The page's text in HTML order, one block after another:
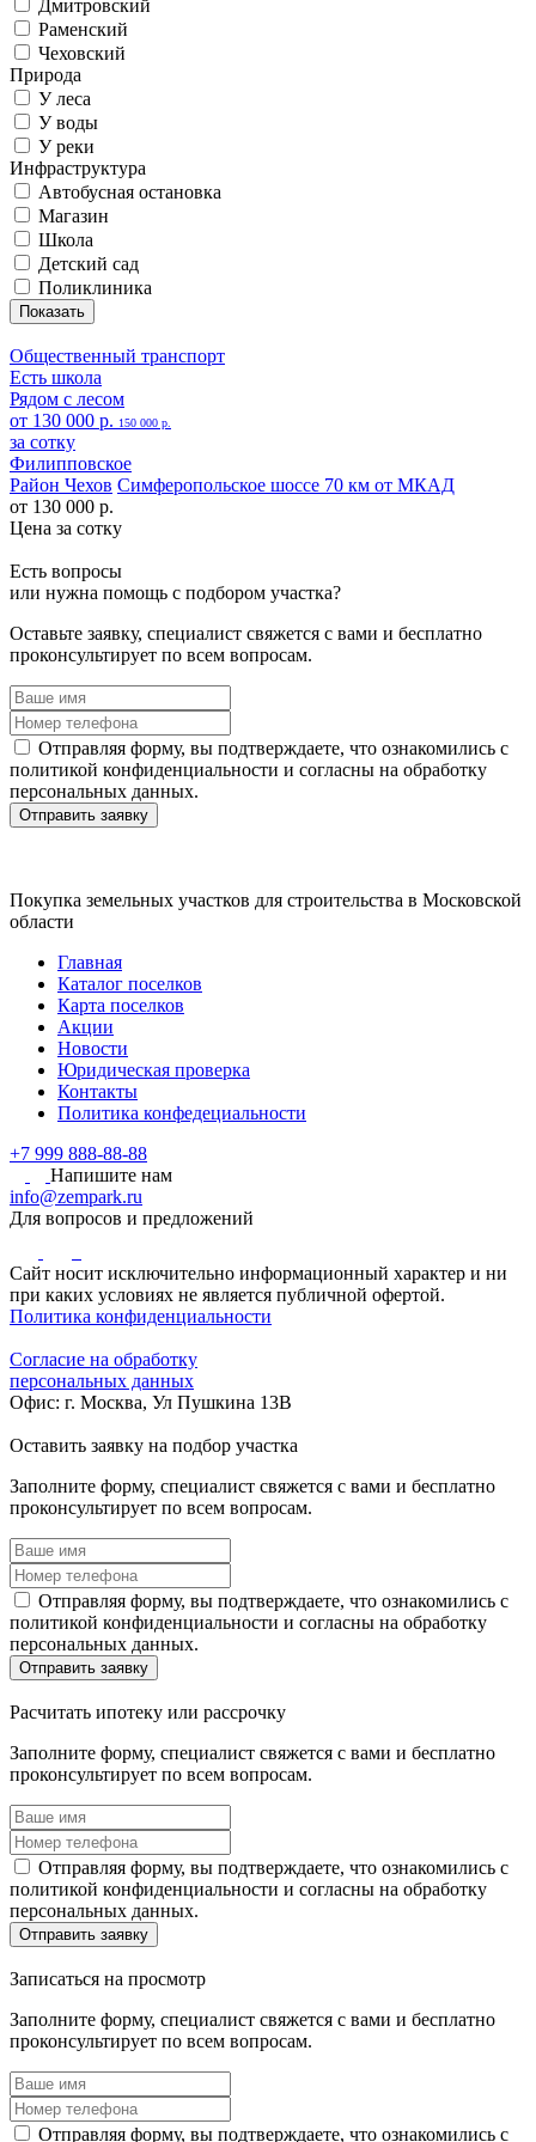
Дмитровский
Раменский
Чеховский
Природа
У леса
У воды
У реки
Инфраструктура
Автобусная остановка
Магазин
Школа
Детский сад
Поликлиника
Общественный транспорт
Есть школа
Рядом с лесом
от 130 000 р. 150 000 р.
за сотку
Филипповское
Район Чехов Симферопольское шоссе 70 км от МКАД
от 130 000 р.
Цена за сотку
Есть вопросы
или нужна помощь с подбором участка?
Оставьте заявку, специалист свяжется с вами и бесплатно
проконсультирует по всем вопросам.
Отправляя форму, вы подтверждаете, что ознакомились с
политикой конфиденциальности и согласны на обработку
персональных данных.
Отправить заявку
Покупка земельных участков для строительства в Московской
области
Главная
Каталог поселков
Карта поселков
Акции
Новости
Юридическая проверка
Контакты
Политика конфедециальности
+7 999 888-88-88
Напишите нам
info@zempark.ru
Для вопросов и предложений
Сайт носит исключительно информационный характер и ни
при каких условиях не является публичной офертой.
Политика конфиденциальности
Согласие на обработку
персональных данных
Офис: г. Москва, Ул Пушкина 13В
Оставить заявку на подбор участка
Заполните форму, специалист свяжется с вами и бесплатно
проконсультирует по всем вопросам.
Отправляя форму, вы подтверждаете, что ознакомились с
политикой конфиденциальности и согласны на обработку
персональных данных.
Отправить заявку
Расчитать ипотеку или рассрочку
Заполните форму, специалист свяжется с вами и бесплатно
проконсультирует по всем вопросам.
Отправляя форму, вы подтверждаете, что ознакомились с
политикой конфиденциальности и согласны на обработку
персональных данных.
Отправить заявку
Записаться на просмотр
Заполните форму, специалист свяжется с вами и бесплатно
проконсультирует по всем вопросам.
Отправляя форму, вы подтверждаете, что ознакомились с